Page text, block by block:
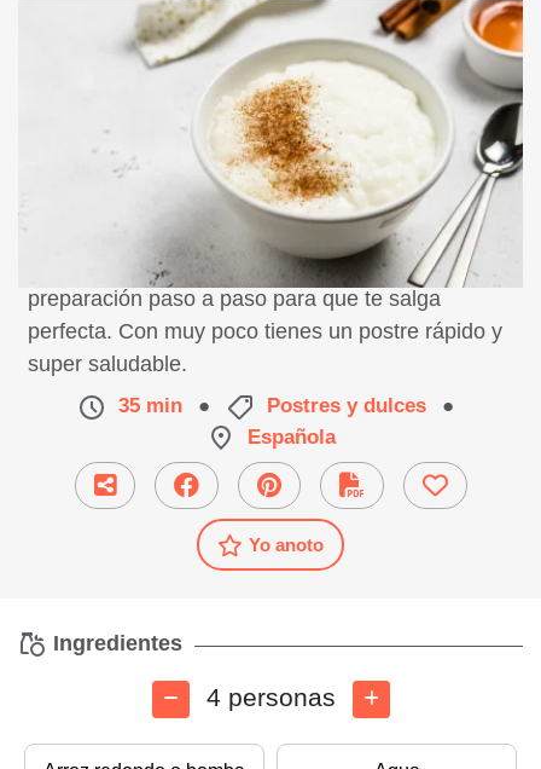
Receta de arroz con leche en el microondas,
preparación paso a paso para que te salga
perfecta. Con muy poco tienes un postre rápido y
super saludable.
35 min ● Postres y dulces
●
Española
Yo anoto
Ingredientes
4 personas